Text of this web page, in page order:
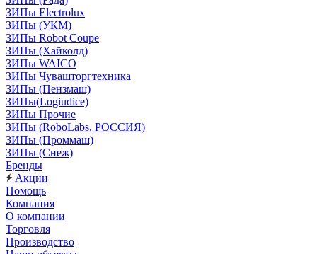
ЗИПы Electrolux
ЗИПы (УКМ)
ЗИПы Robot Coupe
ЗИПы (Хайколд)
ЗИПы WAICO
ЗИПы Чувашторгтехника
ЗИПы (Пензмаш)
ЗИПы(Logiudice)
ЗИПы Прочие
ЗИПы (RoboLabs, РОССИЯ)
ЗИПы (Проммаш)
ЗИПы (Снеж)
Бренды
Акции
Помощь
Компания
О компании
Торговля
Производство